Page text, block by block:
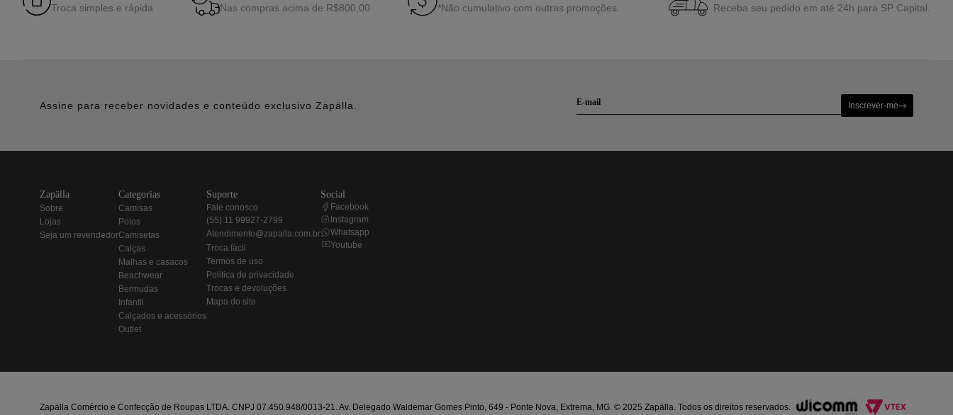
Troca simples e rápida
Nas compras acima de R$800,00
*Não cumulativo com outras promoções.
Receba seu pedido em até 24h para SP Capital.
Assine para receber novidades e conteúdo exclusivo Zapälla. Inscrever-me
zapälla
sobre
lojas
seja um revendedor
categorias
camisas
polos
camisetas
calças
malhas e casacos
beachwear
bermudas
infantil
calçados e acessórios
outlet
suporte
fale conosco
(55) 11 99927-2799
atendimento@zapalla.com.br
troca fácil
termos de uso
politica de privacidade
trocas e devoluções
mapa do site
social
Facebook
Instagram
Whatsapp
Youtube
Zapälla Comércio e Confecção de Roupas LTDA. CNPJ 07.450.948/0013-21. Av. Delegado Waldemar Gomes Pinto, 649 - Ponte Nova, Extrema, MG. © 2025 Zapälla. Todos os direitos reservados.